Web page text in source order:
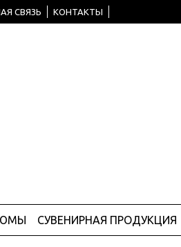
СВЯЗЬ КОНТАКТЫ
СУВЕНИРНАЯ ПРОДУКЦИЯ